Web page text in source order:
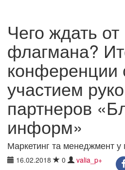
Чего ждать от
флагмана?
конференции
участием
партнеров
информ»
Маркетинг та менеджмент у
16.02.2018 0 valia_p+